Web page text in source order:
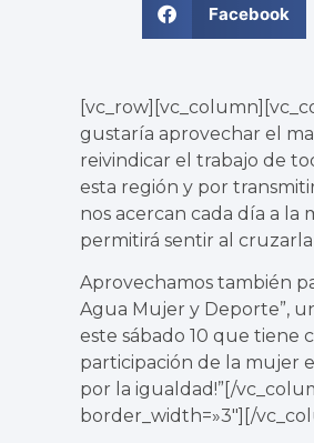
Facebook
gustaría aprovechar el
reivindicar el trabajo de
esta región y por
nos acercan cada día a la
permitirá sentir al
Aprovechamos también
Agua Mujer y Deporte”,
este sábado 10 que tiene
participación de la mujer
por la igualdad!”[/
border_width=»3″][/